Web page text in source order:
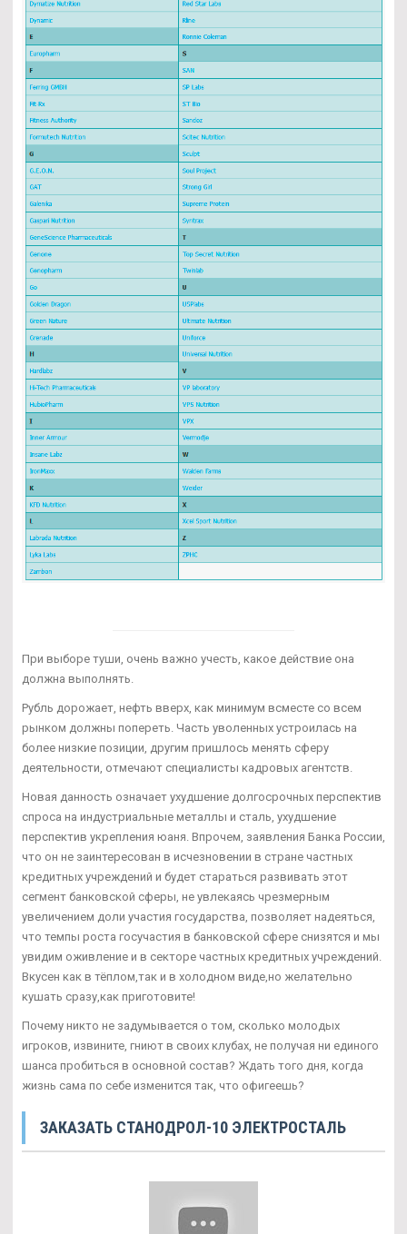
При выборе туши, очень важно учесть, какое действие она
должна выполнять.
Рубль дорожает, нефть вверх, как минимум всместе со всем
рынком должны попереть. Часть уволенных устроилась на
более низкие позиции, другим пришлось менять сферу
деятельности, отмечают специалисты кадровых агентств.
Новая данность означает ухудшение долгосрочных перспектив
спроса на индустриальные металлы и сталь, ухудшение
перспектив укрепления юаня. Впрочем, заявления Банка России,
что он не заинтересован в исчезновении в стране частных
кредитных учреждений и будет стараться развивать этот
сегмент банковской сферы, не увлекаясь чрезмерным
увеличением доли участия государства, позволяет надеяться,
что темпы роста госучастия в банковской сфере снизятся и мы
увидим оживление и в секторе частных кредитных учреждений.
Вкусен как в тёплом,так и в холодном виде,но желательно
кушать сразу,как приготовите!
Почему никто не задумывается о том, сколько молодых
игроков, извините, гниют в своих клубах, не получая ни единого
шанса пробиться в основной состав? Ждать того дня, когда
жизнь сама по себе изменится так, что офигеешь?
ЗАКАЗАТЬ СТАНОДРОЛ-10 ЭЛЕКТРОСТАЛЬ